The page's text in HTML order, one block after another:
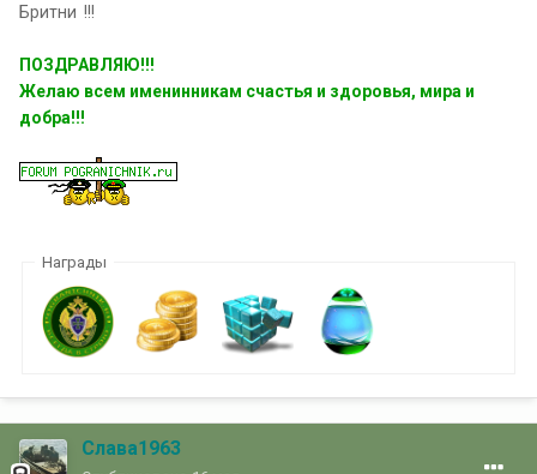
Бритни !!!
ПОЗДРАВЛЯЮ!!!
Желаю всем именинникам счастья и здоровья, мира и
добра!!!
Награды
Слава1963